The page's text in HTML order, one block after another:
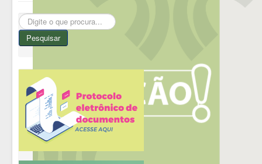
Pesquisar...
Pesquisar